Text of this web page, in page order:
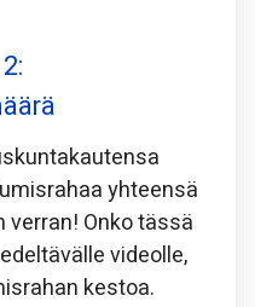
yhteensä
verran! Onko tässä
videolle,
kestoa.